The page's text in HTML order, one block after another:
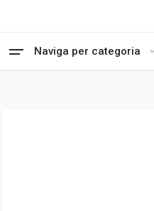
Naviga per categoria